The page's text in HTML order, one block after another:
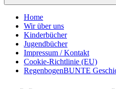
Home
Wir über uns
Kinderbücher
Jugendbücher
Impressum / Kontakt
Cookie-Richtlinie (EU)
RegenbogenBUNTE